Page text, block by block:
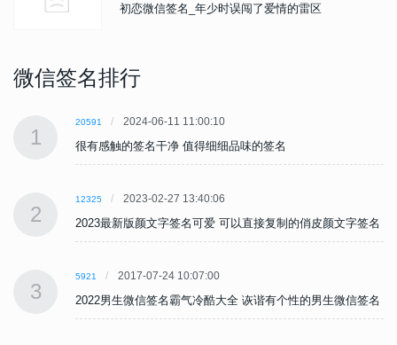
初恋微信签名_年少时误闯了爱情的雷区
微信签名排行
1
20591 2024-06-11 11:00:10
很有感触的签名干净 值得细细品味的签名
2
12325 2023-02-27 13:40:06
2023最新版颜文字签名可爱 可以直接复制的俏皮颜文字签名
3
5921 2017-07-24 10:07:00
2022男生微信签名霸气冷酷大全 诙谐有个性的男生微信签名